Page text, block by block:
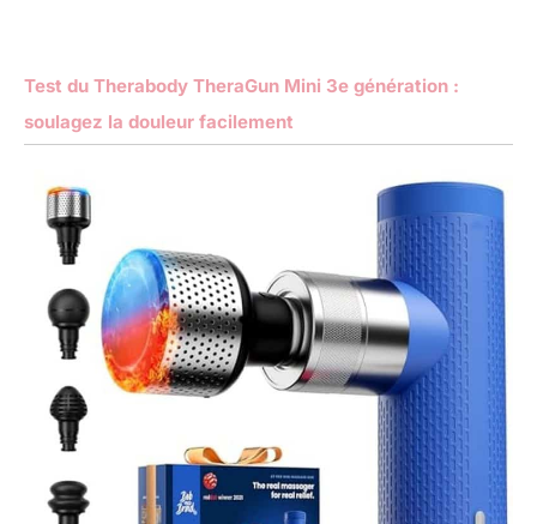
Test du Therabody TheraGun Mini 3e génération :
soulagez la douleur facilement